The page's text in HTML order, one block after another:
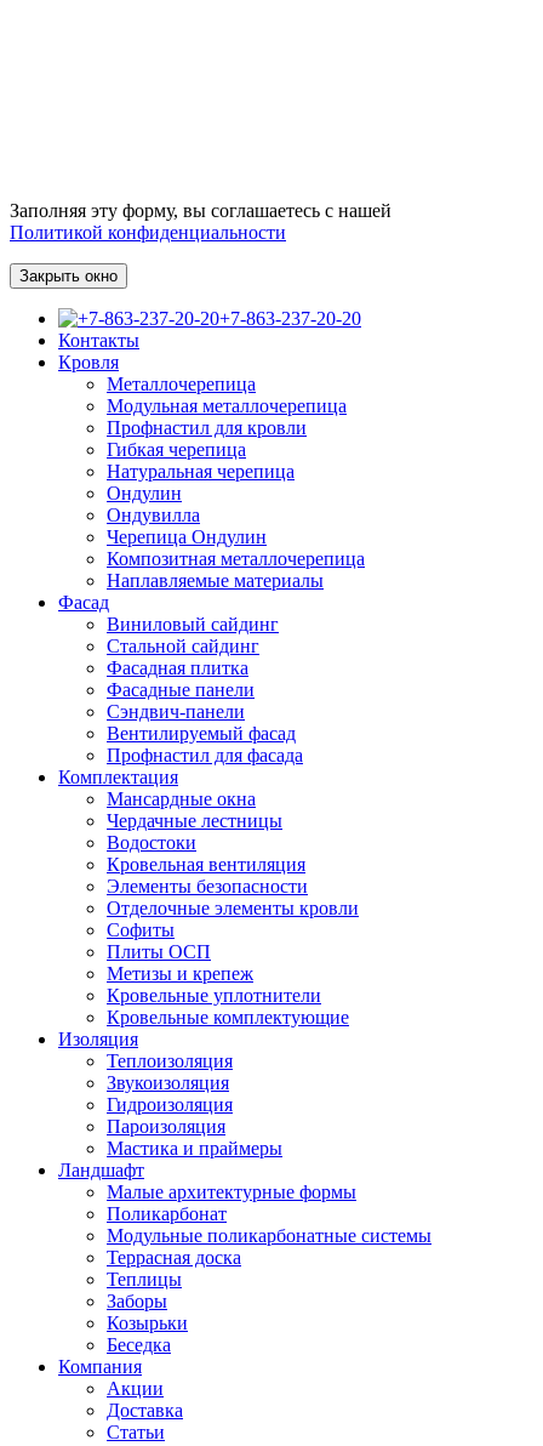
Заполняя эту форму, вы соглашаетесь с нашей
Политикой конфиденциальности
Закрыть окно
+7-863-237-20-20
Контакты
Кровля
Металлочерепица
Модульная металлочерепица
Профнастил для кровли
Гибкая черепица
Натуральная черепица
Ондулин
Ондувилла
Черепица Ондулин
Композитная металлочерепица
Наплавляемые материалы
Фасад
Виниловый сайдинг
Стальной сайдинг
Фасадная плитка
Фасадные панели
Сэндвич-панели
Вентилируемый фасад
Профнастил для фасада
Комплектация
Мансардные окна
Чердачные лестницы
Водостоки
Кровельная вентиляция
Элементы безопасности
Отделочные элементы кровли
Софиты
Плиты ОСП
Метизы и крепеж
Кровельные уплотнители
Кровельные комплектующие
Изоляция
Теплоизоляция
Звукоизоляция
Гидроизоляция
Пароизоляция
Мастика и праймеры
Ландшафт
Малые архитектурные формы
Поликарбонат
Модульные поликарбонатные системы
Террасная доска
Теплицы
Заборы
Козырьки
Беседка
Компания
Акции
Доставка
Статьи